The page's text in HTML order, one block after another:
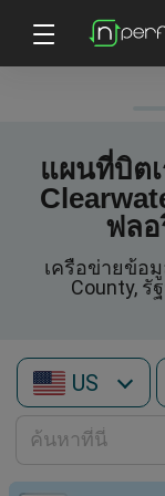
แผนที่บิต
ฟลอ
เครือข่ายข้อมู
County, รั
US